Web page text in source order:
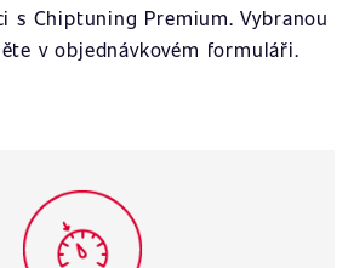
s Chiptuning Premium. Vybranou
v objednávkovém formuláři.